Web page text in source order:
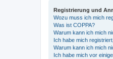
Registrierung und
Wozu muss ich mich
Was ist COPPA?
Warum kann ich mich
Ich habe mich
Warum kann ich mich
Ich habe mich vor